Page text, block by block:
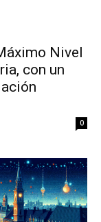
Nivel
con un
0